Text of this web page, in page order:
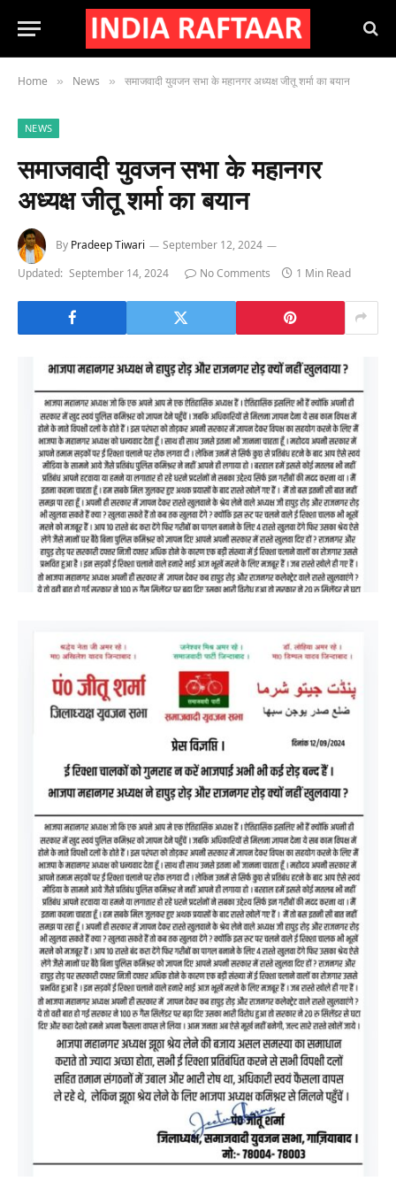
Home » News » समाजवादी युवजन सभा के महानगर अध्यक्ष जीतू शर्मा का बयान
NEWS
समाजवादी युवजन सभा के महानगर
अध्यक्ष जीतू शर्मा का बयान
By Pradeep Tiwari
September 12, 2024
Updated: September 14, 2024 No Comments 1 Min Read